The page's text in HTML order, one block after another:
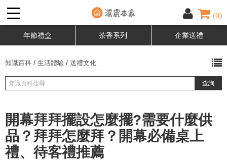
(0)
年節禮盒 茶香系列 企業送禮
知識百科 / 生活體驗 / 送禮文化
開幕拜拜擺設怎麼擺?需要什麼供
品？拜拜怎麼拜？開幕必備桌上
禮、待客禮推薦